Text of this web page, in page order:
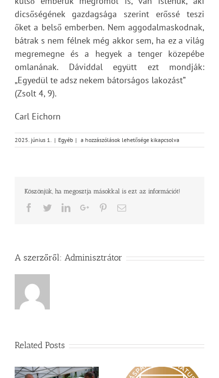
dicsőségének gazdagsága szerint erőssé teszi
őket a belső emberben. Nem aggodalmaskodnak,
bátrak s nem félnek még akkor sem, ha ez a világ
megremegne és a hegyek a tenger közepébe
omlanának. Dáviddal együtt ezt mondják:
„Egyedül te adsz nekem bátorságos lakozást”
(Zsolt 4, 9).
Carl Eichorn
2025. június 1. | Egyéb | Isten
műhelyében
hit
bejegyzéshez
a hozzászólások lehetősége kikapcsolva
Köszönjük, ha megosztja másokkal is ezt az információt!
Facebook
TwitterLinkedInGoogle+PinterestEmail
A szerzőről: Adminisztrátor
Related Posts